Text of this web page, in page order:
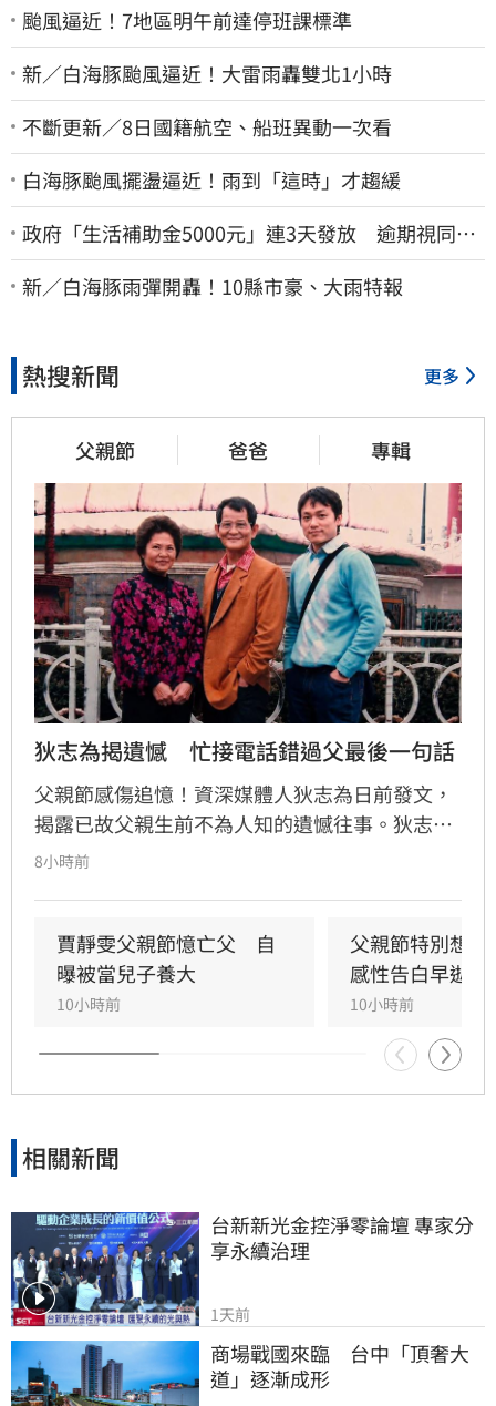
颱風逼近！7地區明午前達停班課標準
新／白海豚颱風逼近！大雷雨轟雙北1小時
不斷更新／8日國籍航空、船班異動一次看
白海豚颱風擺盪逼近！雨到「這時」才趨緩
政府「生活補助金5000元」連3天發放 逾期視同放
棄
新／白海豚雨彈開轟！10縣市豪、大雨特報
熱搜新聞 更多
父親節 爸爸 專輯
狄志為揭遺憾　忙接電話錯過父最後一句話
父親節感傷追憶！資深媒體人狄志為日前發文，
揭露已故父親生前不為人知的遺憾往事。狄志為
透露，父親一生以海為家，兩人相處時間極少，
在門外落淚。最讓狄志為心碎的是，當年陪病重
父親曬太陽時，自己因忙於接工作電話而忽視了
父親，沒想到那竟是父子最後的相處，父親回房
後便陷入永眠。這段錯過的對話成為他20年來心
中最深的遺憾，他以此感嘆，有些電話晚點接沒
關係，但錯過的親情與話語，可能再也無法挽
8小時前
賈靜雯父親節憶亡父　自
曝被當兒子養大
10小時前
父親節特別想
感性告白早逝父
10小時前
相關新聞
台新新光金控淨零論壇 專家分
享永續治理
1天前
商場戰國來臨　台中「頂奢大
道」逐漸成形